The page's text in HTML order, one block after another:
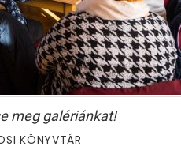
meg galériánkat!
KÖNYVTÁR